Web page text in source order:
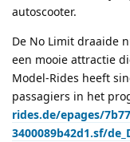
autoscooter.
De No Limit draaide
een mooie attractie
Model-Rides heeft
passagiers in het
rides.de/epages/
3400089b42d1.sf/